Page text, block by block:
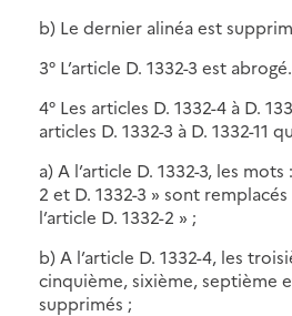
b) Le dernier alinéa est
3° L’article D. 1332-3 est abrogé.
4° Les articles D. 1332-4 à D.
articles D. 1332-3 à D. 1332-11
a) A l’article D. 1332-3, les
2 et D. 1332-3 » sont
l’article D. 1332-2 » ;
b) A l’article D. 1332-4, les
cinquième, sixième, septième
supprimés ;